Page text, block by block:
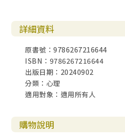
39刮鬍子
40優雅地寫一首詩
Part.5如果一小時後，你的人生就
41 60秒×60分＝3600秒，真是比
42你的人生，其實就是為了這最後
43與最重要的人一起度過
活」
45孤獨死．突然死很多是壽終正寢
詳細資料
原書號：9786267216644
ISBN：9786267216644
出版日期：20240902
分類：心理
適用對象：適用所有人
購物說明